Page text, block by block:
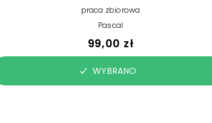
praca zbiorowa
Pascal
99,00 zł
WYBRANO